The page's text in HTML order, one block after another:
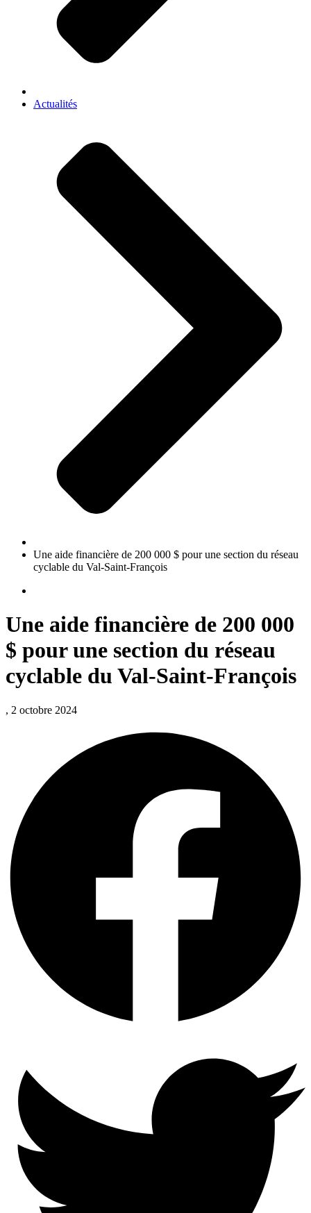
Actualités
Une aide financière de 200 000 $ pour une section du réseau
cyclable du Val-Saint-François
Une aide financière de 200 000
$ pour une section du réseau
cyclable du Val-Saint-François
, 2 octobre 2024